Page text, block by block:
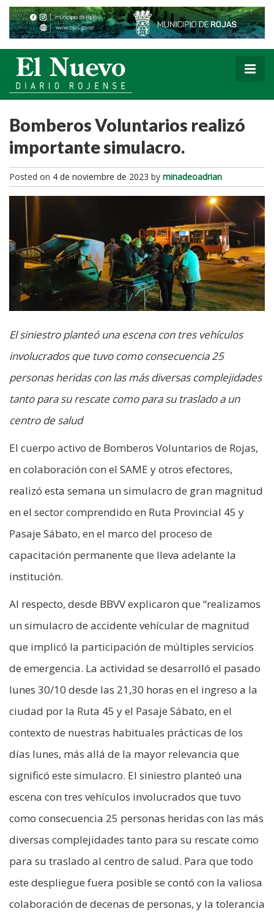
Bomberos Voluntarios realizó
importante simulacro.
Posted on 4 de noviembre de 2023 by minadeoadrian
El siniestro planteó una escena con tres vehículos
involucrados que tuvo como consecuencia 25
personas heridas con las más diversas complejidades
tanto para su rescate como para su traslado a un
centro de salud
El cuerpo activo de Bomberos Voluntarios de Rojas,
en colaboración con el SAME y otros efectores,
realizó esta semana un simulacro de gran magnitud
en el sector comprendido en Ruta Provincial 45 y
Pasaje Sábato, en el marco del proceso de
capacitación permanente que lleva adelante la
institución.
Al respecto, desde BBVV explicaron que “realizamos
un simulacro de accidente vehícular de magnitud
que implicó la participación de múltiples servicios
de emergencia. La actividad se desarrolló el pasado
lunes 30/10 desde las 21,30 horas en el ingreso a la
ciudad por la Ruta 45 y el Pasaje Sábato, en el
contexto de nuestras habituales prácticas de los
días lunes, más allá de la mayor relevancia que
significó este simulacro. El siniestro planteó una
escena con tres vehículos involucrados que tuvo
como consecuencia 25 personas heridas con las más
diversas complejidades tanto para su rescate como
para su traslado al centro de salud. Para que todo
este despliegue fuera posible se contó con la valiosa
colaboración de decenas de personas, y la tolerancia